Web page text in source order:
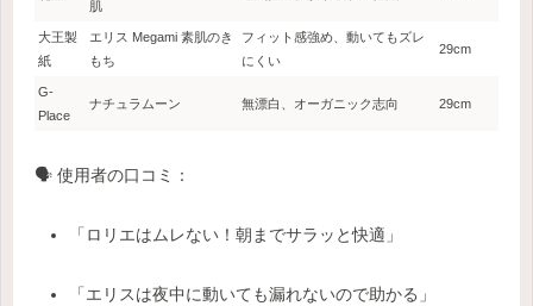
肌
大王製
紙
エリス Megami 素肌のき
もち
フィット感強め、動いてもズレ
にくい
29cm
G-
Place
ナチュラムーン 無漂白、オーガニック志向 29cm
🗣 使用者の口コミ：
「ロリエはムレない！朝までサラッと快適」
「エリスは夜中に動いても漏れないので助かる」